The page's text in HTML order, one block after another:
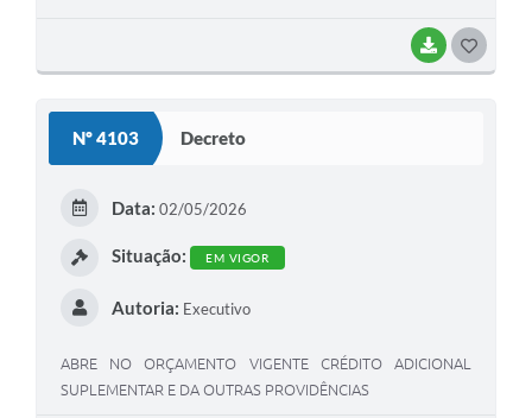
BAIXAR
Nº 4103 Decreto
Data: 02/05/2026
Situação: EM VIGOR
Autoria: Executivo
ABRE NO ORÇAMENTO VIGENTE CRÉDITO ADICIONAL
SUPLEMENTAR E DA OUTRAS PROVIDÊNCIAS